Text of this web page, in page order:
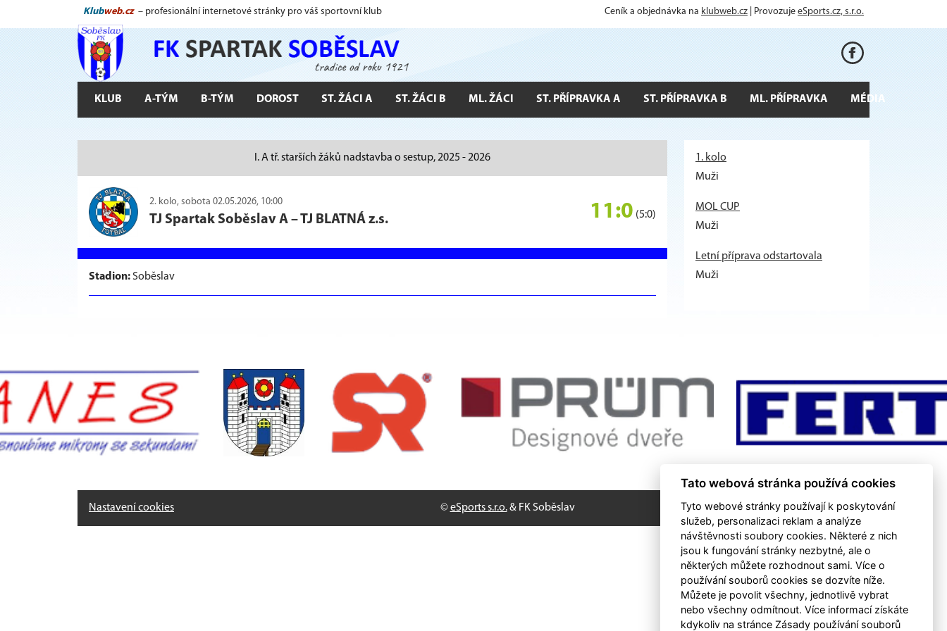
Klubweb.cz – profesionální internetové stránky pro váš sportovní klub Ceník a objednávka na klubweb.cz | Provozuje eSports.cz, s.r.o.
KLUB A-TÝM B-TÝM DOROST ST. ŽÁCI A ST. ŽÁCI B ML. ŽÁCI ST. PŘÍPRAVKA A ST. PŘÍPRAVKA B ML. PŘÍPRAVKA MÉDIA
I. A tř. starších žáků nadstavba o sestup, 2025 - 2026
2. kolo, sobota 02.05.2026, 10:00
TJ Spartak Soběslav A –TJ BLATNÁ z.s. 11:0 (5:0)
Stadion: Soběslav
1. kolo
Muži
MOL CUP
Muži
Letní příprava odstartovala
Muži
Nastavení cookies ©eSports s.r.o.& FK Soběslav RSS
Tato webová stránka používá cookies
Tyto webové stránky používají k poskytování
služeb, personalizaci reklam a analýze
návštěvnosti soubory cookies. Některé z nich
jsou k fungování stránky nezbytné, ale o
některých můžete rozhodnout sami. Více o
používání souborů cookies se dozvíte níže.
Můžete je povolit všechny, jednotlivě vybrat
nebo všechny odmítnout. Více informací získáte
kdykoliv na stránce Zásady používání souborů